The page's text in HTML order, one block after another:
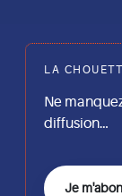
LA
Ne
diffusion…
Je